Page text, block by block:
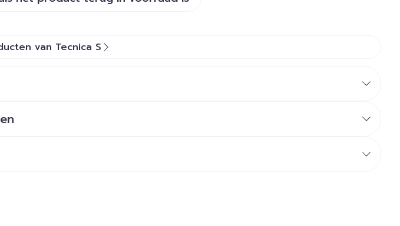
van Tecnica S